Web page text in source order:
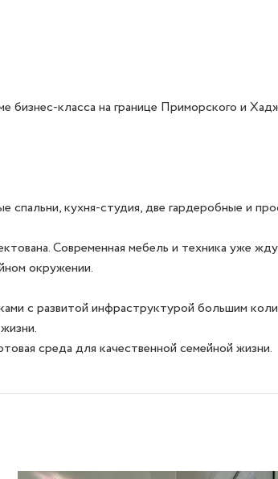
класса на границе Приморского и
спальни, кухня-студия, две гардеробные и
Современная мебель и техника уже
окружении.
с развитой инфраструктурой большим
среда для качественной семейной жизни.